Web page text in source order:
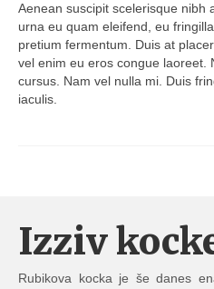
Aenean suscipit scelerisque nibh
urna eu quam eleifend, eu
pretium fermentum. Duis at
vel enim eu eros congue laoreet.
cursus. Nam vel nulla mi. Duis
iaculis.
Izziv
Rubikova kocka je še danes